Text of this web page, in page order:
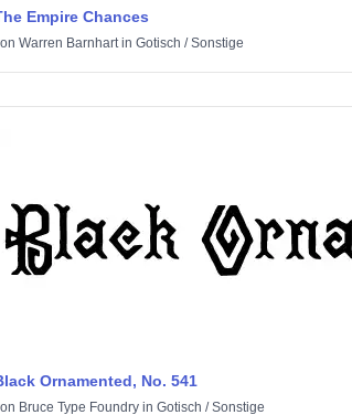
Empire Chances
Warren Barnhartin Gotisch /Sonstige
Ornamented, No. 541
Bruce Type Foundry in Gotisch /Sonstige